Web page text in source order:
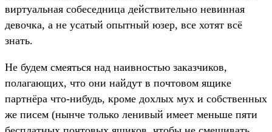
виртуальная собеседница действительно невинная
девочка, а не усатый опытный юзер, все хотят всё
знать.
Не будем смеяться над наивностью заказчиков,
полагающих, что они найдут в почтовом ящике
партнёра что-нибудь, кроме дохлых мух и собственных
же писем (нынче только ленивый имеет меньше пяти